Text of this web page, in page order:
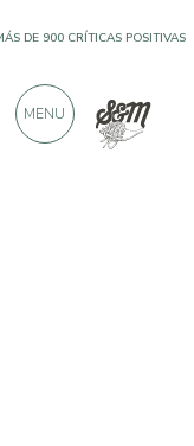
DE 900 CRÍTICAS POSITIVAS
MENU